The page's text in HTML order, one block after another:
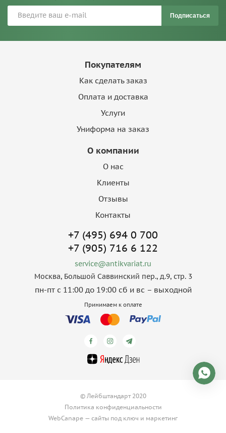
Подписаться
Покупателям
Как сделать заказ
Оплата и доставка
Услуги
Униформа на заказ
О компании
О нас
Клиенты
Отзывы
Контакты
+7 (495) 694 0 700
+7 (905) 716 6 122
service@antikvariat.ru
Москва, Большой Саввинский пер., д.9, стр. 3
пн-пт с 11:00 до 19:00 сб и вс – выходной
Принимаем к оплате
© Лейбштандарт 2020
Политика конфиденциальности
WebCanape — сайты под ключ и маркетинг